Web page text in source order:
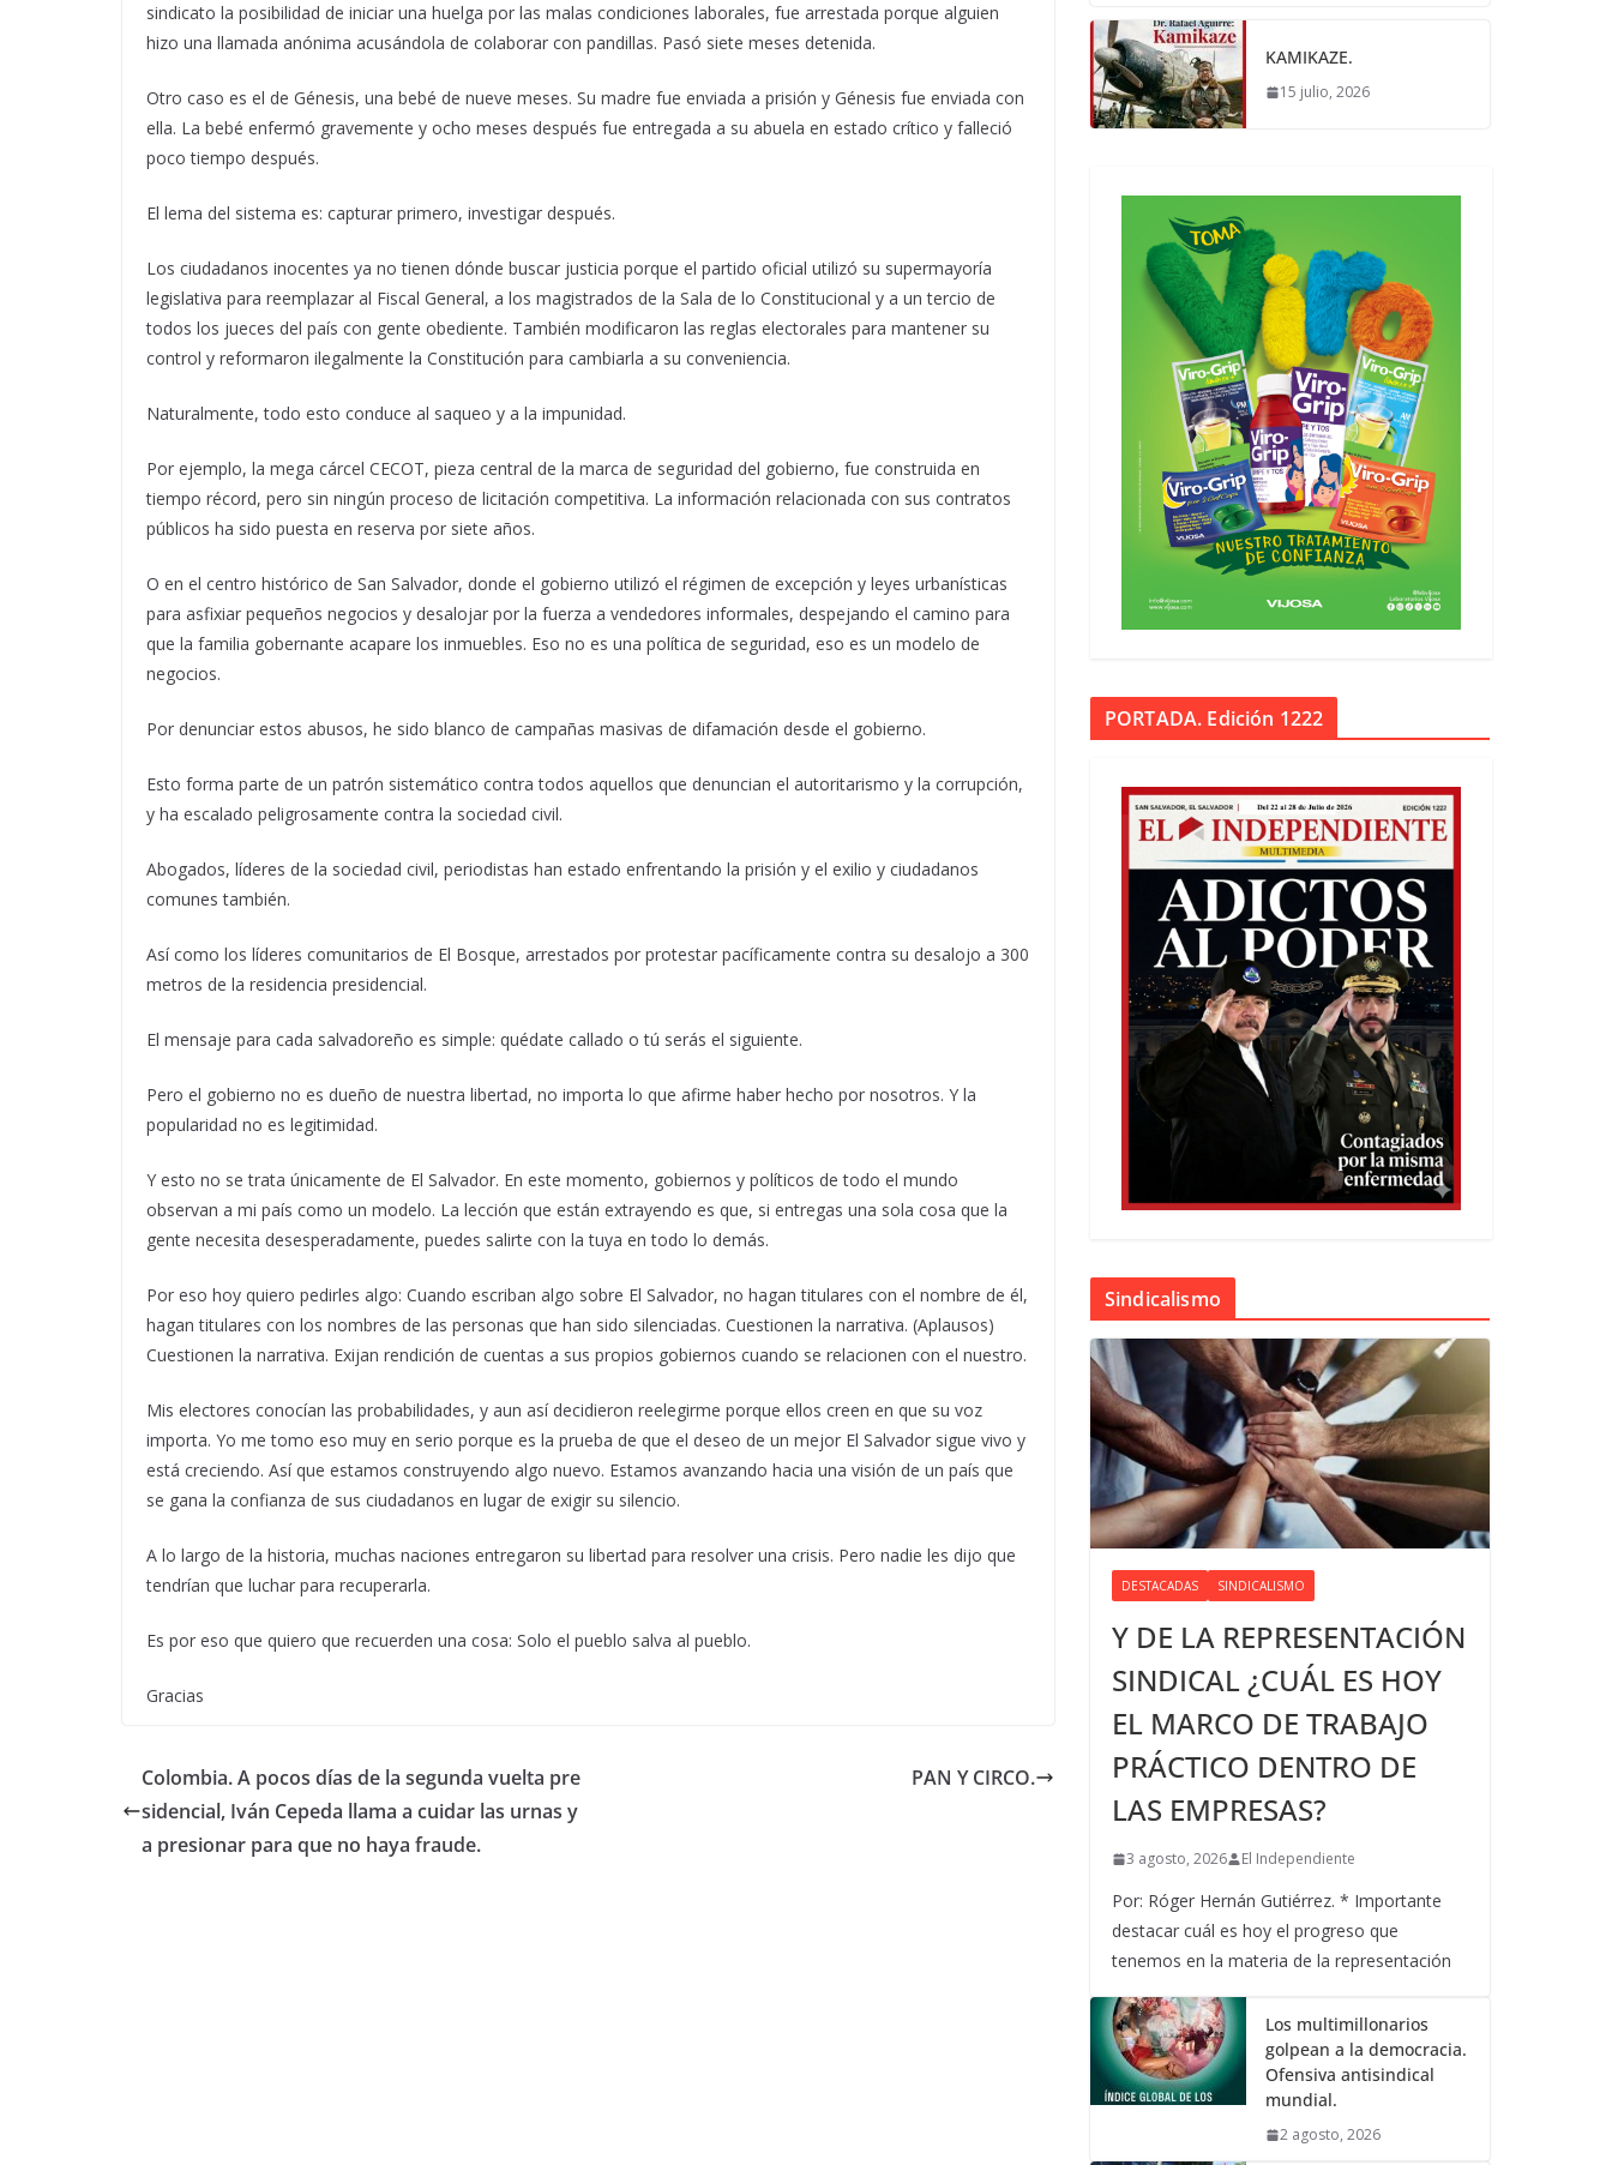
sindicato la posibilidad de iniciar una huelga por las malas condiciones laborales, fue arrestada porque alguien
hizo una llamada anónima acusándola de colaborar con pandillas. Pasó siete meses detenida.
Otro caso es el de Génesis, una bebé de nueve meses. Su madre fue enviada a prisión y Génesis fue enviada con
ella. La bebé enfermó gravemente y ocho meses después fue entregada a su abuela en estado crítico y falleció
poco tiempo después.
El lema del sistema es: capturar primero, investigar después.
Los ciudadanos inocentes ya no tienen dónde buscar justicia porque el partido oficial utilizó su supermayoría
legislativa para reemplazar al Fiscal General, a los magistrados de la Sala de lo Constitucional y a un tercio de
todos los jueces del país con gente obediente. También modificaron las reglas electorales para mantener su
control y reformaron ilegalmente la Constitución para cambiarla a su conveniencia.
Naturalmente, todo esto conduce al saqueo y a la impunidad.
Por ejemplo, la mega cárcel CECOT, pieza central de la marca de seguridad del gobierno, fue construida en
tiempo récord, pero sin ningún proceso de licitación competitiva. La información relacionada con sus contratos
públicos ha sido puesta en reserva por siete años.
O en el centro histórico de San Salvador, donde el gobierno utilizó el régimen de excepción y leyes urbanísticas
para asfixiar pequeños negocios y desalojar por la fuerza a vendedores informales, despejando el camino para
que la familia gobernante acapare los inmuebles. Eso no es una política de seguridad, eso es un modelo de
negocios.
Por denunciar estos abusos, he sido blanco de campañas masivas de difamación desde el gobierno.
Esto forma parte de un patrón sistemático contra todos aquellos que denuncian el autoritarismo y la corrupción,
y ha escalado peligrosamente contra la sociedad civil.
Abogados, líderes de la sociedad civil, periodistas han estado enfrentando la prisión y el exilio y ciudadanos
comunes también.
Así como los líderes comunitarios de El Bosque, arrestados por protestar pacíficamente contra su desalojo a 300
metros de la residencia presidencial.
El mensaje para cada salvadoreño es simple: quédate callado o tú serás el siguiente.
Pero el gobierno no es dueño de nuestra libertad, no importa lo que afirme haber hecho por nosotros. Y la
popularidad no es legitimidad.
Y esto no se trata únicamente de El Salvador. En este momento, gobiernos y políticos de todo el mundo
observan a mi país como un modelo. La lección que están extrayendo es que, si entregas una sola cosa que la
gente necesita desesperadamente, puedes salirte con la tuya en todo lo demás.
Por eso hoy quiero pedirles algo: Cuando escriban algo sobre El Salvador, no hagan titulares con el nombre de él,
hagan titulares con los nombres de las personas que han sido silenciadas. Cuestionen la narrativa. (Aplausos)
Cuestionen la narrativa. Exijan rendición de cuentas a sus propios gobiernos cuando se relacionen con el nuestro.
Mis electores conocían las probabilidades, y aun así decidieron reelegirme porque ellos creen en que su voz
importa. Yo me tomo eso muy en serio porque es la prueba de que el deseo de un mejor El Salvador sigue vivo y
está creciendo. Así que estamos construyendo algo nuevo. Estamos avanzando hacia una visión de un país que
se gana la confianza de sus ciudadanos en lugar de exigir su silencio.
A lo largo de la historia, muchas naciones entregaron su libertad para resolver una crisis. Pero nadie les dijo que
tendrían que luchar para recuperarla.
Es por eso que quiero que recuerden una cosa: Solo el pueblo salva al pueblo.
Gracias
Colombia. A pocos días de la segunda vuelta pre
sidencial, Iván Cepeda llama a cuidar las urnas y
a presionar para que no haya fraude.
PAN Y CIRCO.
KAMIKAZE.
15 julio, 2026
PORTADA. Edición 1222
Sindicalismo
DESTACADAS SINDICALISMO
Y DE LA REPRESENTACIÓN
SINDICAL ¿CUÁL ES HOY
EL MARCO DE TRABAJO
PRÁCTICO DENTRO DE
LAS EMPRESAS?
3 agosto, 2026 El Independiente
Por: Róger Hernán Gutiérrez. * Importante
destacar cuál es hoy el progreso que
tenemos en la materia de la representación
Los multimillonarios
golpean a la democracia.
Ofensiva antisindical
mundial.
2 agosto, 2026